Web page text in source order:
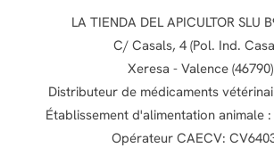
LA TIENDA DEL APICULTOR SLU
C/ Casals, 4 (Pol. Ind.
Xeresa - Valence (46790)
Distributeur de médicaments
Établissement d'alimentation animale :
Opérateur CAECV: